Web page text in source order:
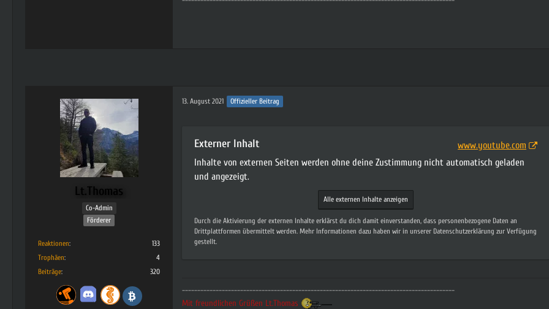
Lt.Thomas
Co-Admin
Förderer
Reaktionen
133
Trophäen
4
Beiträge
320
13. August 2021 Offizieller Beitrag
Externer Inhalt
www.youtube.com
Inhalte von externen Seiten werden ohne deine Zustimmung nicht automatisch geladen
und angezeigt.
Alle externen Inhalte anzeigen
Durch die Aktivierung der externen Inhalte erklärst du dich damit einverstanden, dass personenbezogene Daten an
Drittplattformen übermittelt werden. Mehr Informationen dazu haben wir in unserer Datenschutzerklärung zur Verfügung
gestellt.
-----------------------------------------------------------------------------------------
Mit freundlichen Grüßen Lt.Thomas